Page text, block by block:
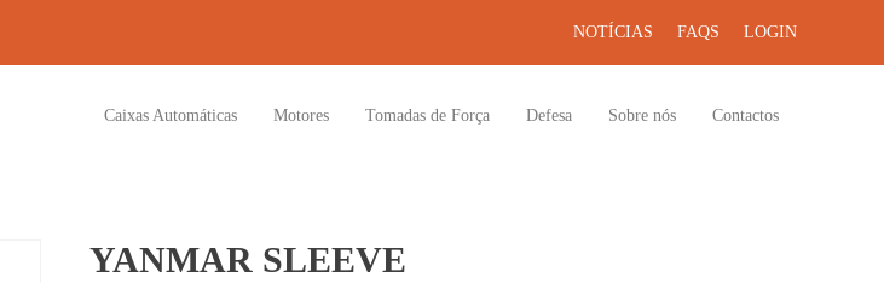
NOTÍCIAS FAQS LOGIN
Caixas Automáticas Motores Tomadas de Força Defesa Sobre nós Contactos
YANMAR SLEEVE